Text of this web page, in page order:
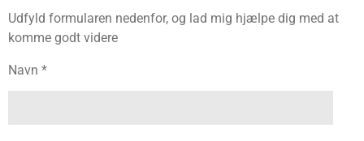
Udfyld formularen nedenfor, og lad mig hjælpe dig med at
komme godt videre
Navn *